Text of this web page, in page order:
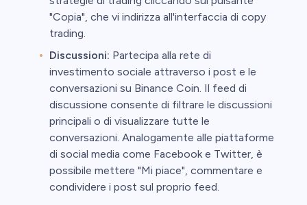
"Copia", che vi indirizza all'interfaccia di copy
trading.
Discussioni: Partecipa alla rete di
investimento sociale attraverso i post e le
conversazioni su Binance Coin. Il feed di
discussione consente di filtrare le discussioni
principali o di visualizzare tutte le
conversazioni. Analogamente alle piattaforme
di social media come Facebook e Twitter, è
possibile mettere "Mi piace", commentare e
condividere i post sul proprio feed.